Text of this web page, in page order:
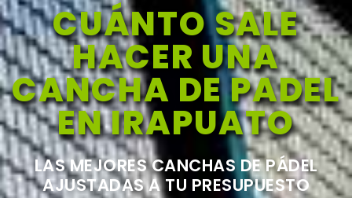
CUÁNTO SALE
HACER UNA
CANCHA DE PADEL
EN IRAPUATO
LAS MEJORES CANCHAS DE PÁDEL
AJUSTADAS A TU PRESUPUESTO